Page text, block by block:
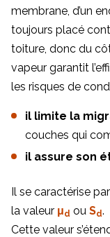
membrane, d’un
toujours placé
toiture, donc du
vapeur garantit
les risques de
il limite la
couches qui
il assure son
Il se caractérise
la valeur μd ou Sd.
Cette valeur